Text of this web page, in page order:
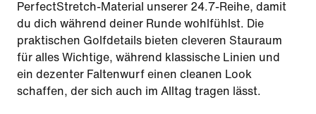
PerfectStretch-Material unserer 24.7-Reihe, damit
du dich während deiner Runde wohlfühlst. Die
praktischen Golfdetails bieten cleveren Stauraum
für alles Wichtige, während klassische Linien und
ein dezenter Faltenwurf einen cleanen Look
schaffen, der sich auch im Alltag tragen lässt.